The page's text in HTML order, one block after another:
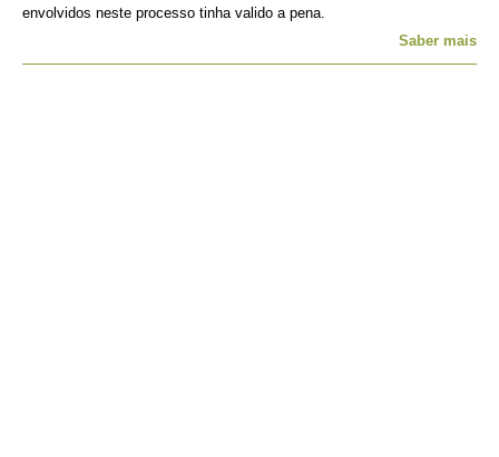
envolvidos neste processo tinha valido a pena.
Saber mais